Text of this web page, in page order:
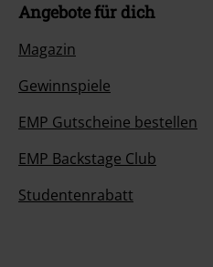
Angebote für dich
Magazin
Gewinnspiele
EMP Gutscheine bestellen
EMP Backstage Club
Studentenrabatt